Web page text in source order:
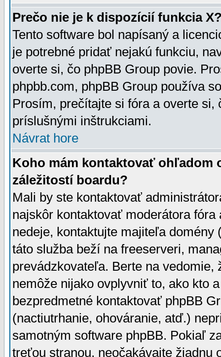
Prečo nie je k dispozícií funkcia
Tento software bol napísaný a
je potrebné pridať nejakú funkciu,
overte si, čo phpBB Group povie.
phpbb.com, phpBB Group používa
Prosím, prečítajte si fóra a overte
príslušnými inštrukciami.
Návrat hore
Koho mám kontaktovať ohľadom
záležitostí boardu?
Mali by ste kontaktovať
najskôr kontaktovať moderátora
nedeje, kontaktujte majiteľa
táto služba beží na freeserveri,
prevádzkovateľa. Berte na vedomie,
nemôže nijako ovplyvniť to, ako kto
bezpredmetné kontaktovať phpBB
(nactiutrhanie, ohováranie, atď.)
samotným software phpBB. Pokiaľ
treťou stranou, neočakávajte žiadnu